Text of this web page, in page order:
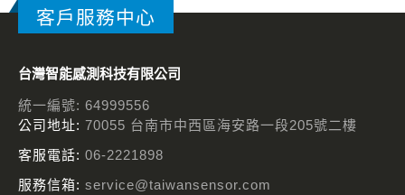
客戶服務中心
台灣智能感測科技有限公司
統一編號: 64999556
公司地址: 70055 台南市中西區海安路一段205號二樓
客服電話: 06-2221898
服務信箱: service@taiwansensor.com